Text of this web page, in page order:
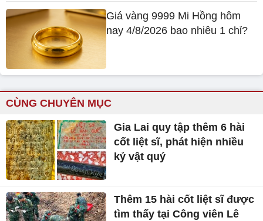
Giá vàng 9999 Mi Hồng hôm
nay 4/8/2026 bao nhiêu 1 chỉ?
CÙNG CHUYÊN MỤC
Gia Lai quy tập thêm 6 hài
cốt liệt sĩ, phát hiện nhiều
kỷ vật quý
Thêm 15 hài cốt liệt sĩ được
tìm thấy tại Công viên Lê